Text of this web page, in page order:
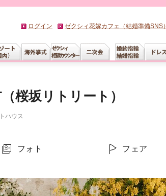
ログイン ゼクシィ花嫁カフェ（結婚準備SNS）
桜坂リトリート）
ハウス
フォト フェア